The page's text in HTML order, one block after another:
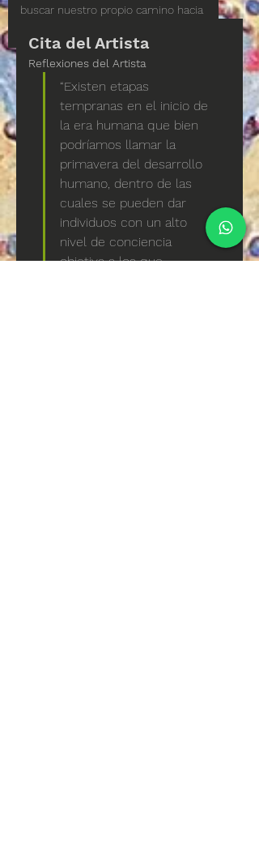
buscar nuestro propio camino hacia
Cita del Artista
Reflexiones del Artista
“Existen etapas
tempranas en el inicio de
la era humana que bien
podríamos llamar la
primavera del desarrollo
humano, dentro de las
cuales se pueden dar
individuos con un alto
nivel de conciencia
objetiva a los que